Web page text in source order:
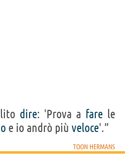
dire: 'Prova a fare le
e io andrò più veloce'.”
TOON HERMANS